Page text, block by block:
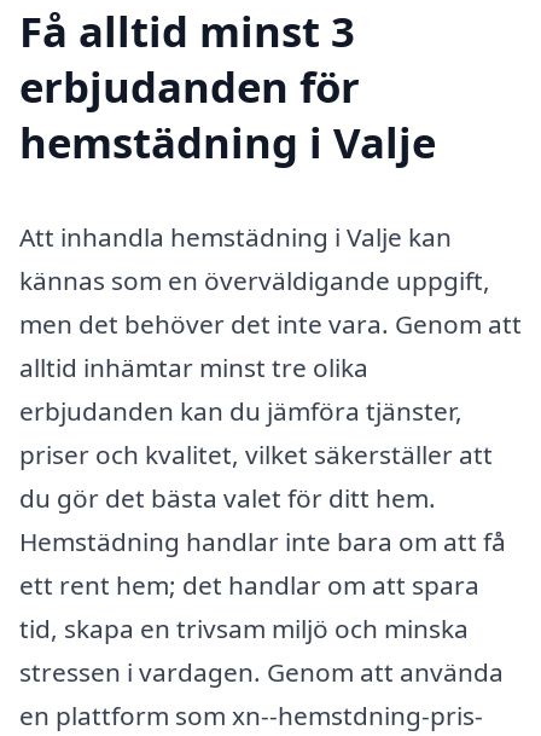
Få alltid minst 3
erbjudanden för
hemstädning i Valje
Att inhandla hemstädning i Valje kan
kännas som en överväldigande uppgift,
men det behöver det inte vara. Genom att
alltid inhämtar minst tre olika
erbjudanden kan du jämföra tjänster,
priser och kvalitet, vilket säkerställer att
du gör det bästa valet för ditt hem.
Hemstädning handlar inte bara om att få
ett rent hem; det handlar om att spara
tid, skapa en trivsam miljö och minska
stressen i vardagen. Genom att använda
en plattform som xn--hemstdning-pris-